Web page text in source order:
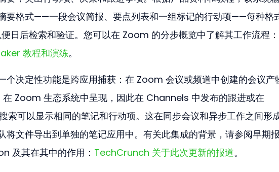
要格式——一段会议简报、要点列表和一组标记的行动项——每种格
日后检索和验证。您可以在 Zoom 的分步概览中了解其工作流程：
教程和演练。
个决定性功能是跨应用捕获：在 Zoom 会议或频道中创建的会议产
Zoom 生态系统中呈现，因此在 Channels 中发布的跟进或在
可以显示相同的笔记和行动项。这在同步会议和异步工作之间形
将文件导出到单独的笔记应用中。有关此集成的背景，请参阅早期
及其在其中的作用： TechCrunch 关于此次更新的报道。